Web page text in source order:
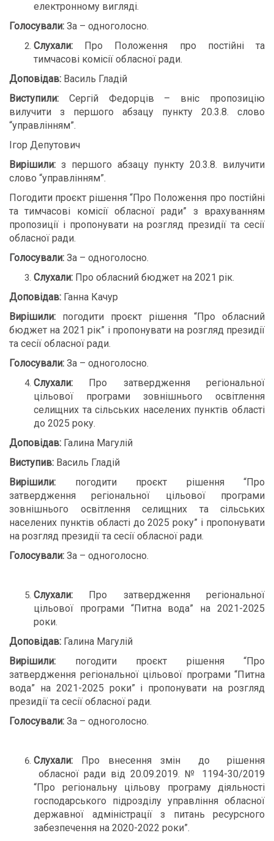
електронному вигляді.
Голосували: За – одноголосно.
Слухали: Про Положення про постійні та
тимчасові комісії обласної ради.
Доповідав: Василь Гладій
Виступили: Сергій Федорців – вніс пропозицію
вилучити з першого абзацу пункту 20.3.8. слово
“управлінням”.
Ігор Депутович
Вирішили: з першого абзацу пункту 20.3.8. вилучити
слово “управлінням”.
Погодити проєкт рішення “Про Положення про постійні
та тимчасові комісії обласної ради” з врахуванням
пропозиції і пропонувати на розгляд президії та сесії
обласної ради.
Голосували: За – одноголосно.
Слухали: Про обласний бюджет на 2021 рік.
Доповідав: Ганна Качур
Вирішили: погодити проєкт рішення “Про обласний
бюджет на 2021 рік” і пропонувати на розгляд президії
та сесії обласної ради.
Голосували: За – одноголосно.
Слухали: Про затвердження регіональної
цільової програми зовнішнього освітлення
селищних та сільських населених пунктів області
до 2025 року.
Доповідав: Галина Магулій
Виступив: Василь Гладій
Вирішили: погодити проєкт рішення “Про
затвердження регіональної цільової програми
зовнішнього освітлення селищних та сільських
населених пунктів області до 2025 року” і пропонувати
на розгляд президії та сесії обласної ради.
Голосували: За – одноголосно.
Слухали: Про затвердження регіональної
цільової програми “Питна вода” на 2021-2025
роки.
Доповідав: Галина Магулій
Вирішили: погодити проєкт рішення “Про
затвердження регіональної цільової програми “Питна
вода” на 2021-2025 роки” і пропонувати на розгляд
президії та сесії обласної ради.
Голосували: За – одноголосно.
Слухали: Про внесення змін до рішення
обласної ради від 20.09.2019. № 1194-30/2019
“Про регіональну цільову програму діяльності
господарського підрозділу управління обласної
державної адміністрації з питань ресурсного
забезпечення на 2020-2022 роки”.